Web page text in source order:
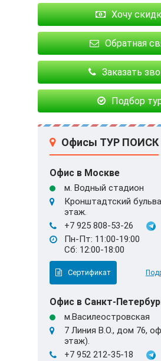
Хочу
Обратная
Заказать
Подбор
Офисы ТУР ПОИСК
Офис в Москве
м. Водный стадион
Кронштадтский
этаж.
+7 925 808-53-26
Пн-Пт: 11:00-19:00
Сб: 12:00-18:00
Сертификат
Офис в Санкт-
м.Василеостровская
7 Линия В.О., дом 76,
этаж).
+7 952 212-35-18